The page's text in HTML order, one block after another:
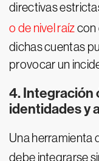
directivas
o de nivel raízcon
dichas cuentas
provocar un
4. Integración
identidades y
Una herramienta
debe integrarse